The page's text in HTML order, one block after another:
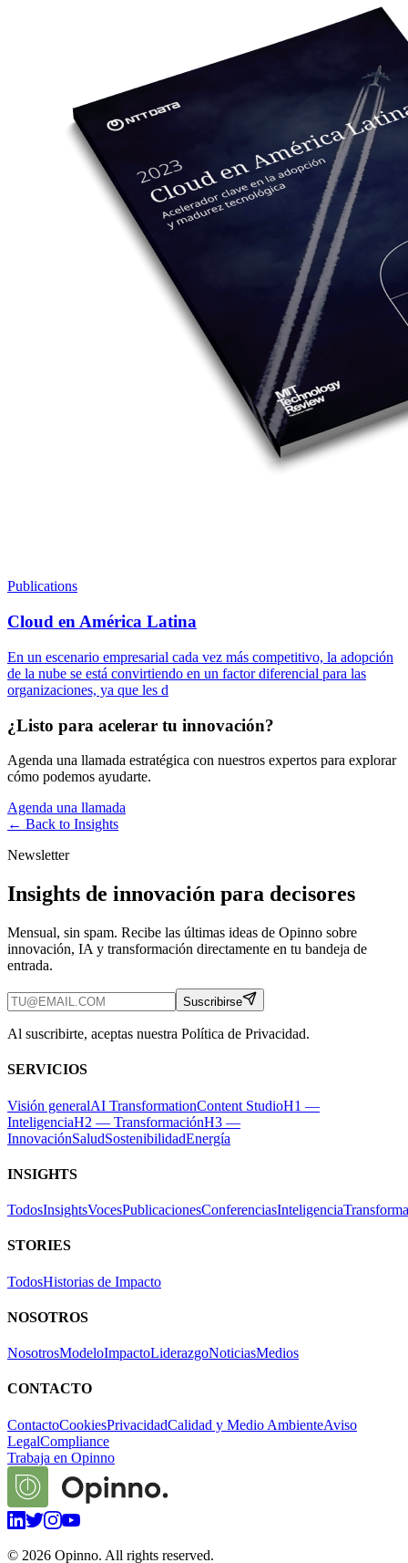
Publications
Cloud en América Latina
En un escenario empresarial cada vez más competitivo, la adopción
de la nube se está convirtiendo en un factor diferencial para las
organizaciones, ya que les d
¿Listo para acelerar tu innovación?
Agenda una llamada estratégica con nuestros expertos para explorar
cómo podemos ayudarte.
Agenda una llamada
← Back to Insights
Newsletter
Insights de innovación para decisores
Mensual, sin spam. Recibe las últimas ideas de Opinno sobre
innovación, IA y transformación directamente en tu bandeja de
entrada.
Suscribirse
Al suscribirte, aceptas nuestra Política de Privacidad.
SERVICIOS
Visión generalAI TransformationContent StudioH1 —
InteligenciaH2 — TransformaciónH3 —
InnovaciónSaludSostenibilidadEnergía
INSIGHTS
TodosInsightsVocesPublicacionesConferenciasInteligencia
STORIES
TodosHistorias de Impacto
NOSOTROS
NosotrosModeloImpactoLiderazgoNoticiasMedios
CONTACTO
ContactoCookiesPrivacidadCalidad y Medio AmbienteAviso
LegalCompliance
Trabaja en Opinno
© 2026 Opinno. All rights reserved.